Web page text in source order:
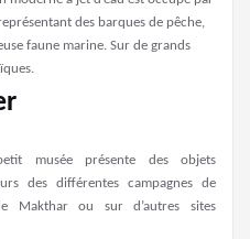
des barques de pêche,
faune marine. Sur de grands
musée présente des objets
des différentes campagnes de
Makthar ou sur d’autres sites